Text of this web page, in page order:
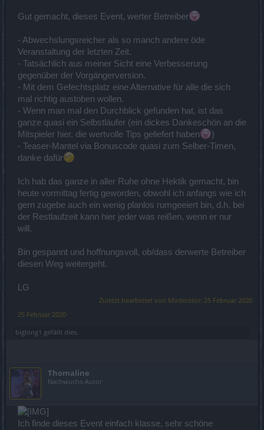
Gut gemacht, dieses Event, werter Betreiber
- Abwechslungsreicher als so manch andere öde
Veranstaltung der letzten Zeit.
- Tatsächlich aus meiner Sicht eine Verbesserung
gegenüber der Vorgängerversion.
- Mit dem Gefechtsplatz eine Alternative für alle die sich
mal richtig austoben wollen.
- Wenn man mal den Durchblick gefunden hat, ist das
ganze quasi ein Selbstläufer (ein dickes Dankeschön an die
Mitspieler hier, die wertvolle Tips geliefert haben
)
- Teaser-Mantel via Bonuscode quasi zum Selber-Timen,
danke dafür
Ich hab das ganze in aller Ruhe ohne Hektik gemacht, bin
heute vormittag fertig geworden, obwohl ich anfangs wie ich
gern zugebe auch ein wenig planlos rumgeeiert bin, d.h. bei
der Restlaufzeit kann hier jeder was reißen, wenn er nur
will.
Bin gespannt und hoffnungsvoll, ob/dass derwerte Betreiber
diesen Weg weitergeht.
LG
Zuletzt bearbeitet von Moderator: 25 Februar 2020
25 Februar 2020
biglong1 gefällt dies.
Thomaline
Nachwuchs-Autor
Ich finde dieses Event einfach klasse, sehr schöne